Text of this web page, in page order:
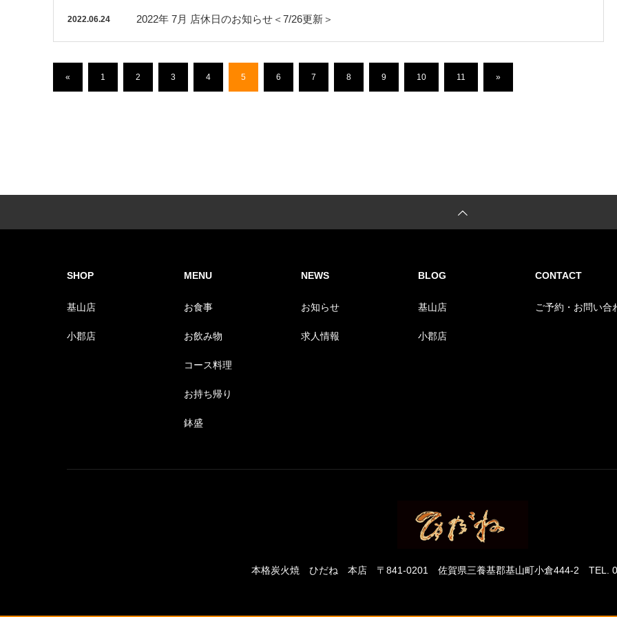
2022.06.24 2022年 7月 店休日のお知らせ＜7/26更新＞
« 1 2 3 4 5 6 7 8 9 10 11 »
SHOP
基山店
小郡店
MENU
お食事
お飲み物
コース料理
お持ち帰り
鉢盛
NEWS
お知らせ
求人情報
BLOG
基山店
小郡店
CONTACT
ご予約・お問い合
本格炭火焼 ひだね 本店 〒841-0201 佐賀県三養基郡基山町小倉444-2 TEL.